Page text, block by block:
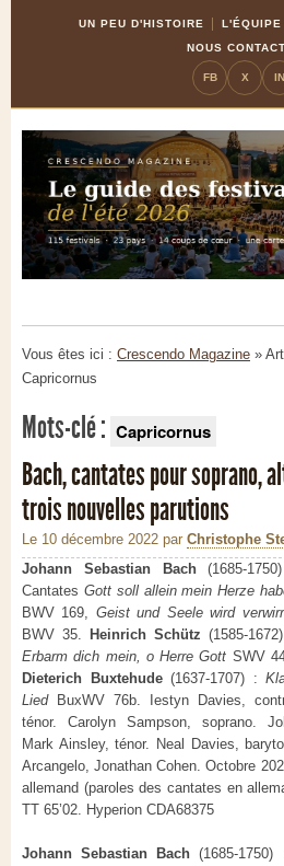
UN PEU D'HISTOIRE
L'ÉQUIPE
NOUS
FB X IN
Vous êtes ici : Crescendo Magazine »
Capricornus
Mots-clé : Capricornus
Bach, cantates pour soprano,
trois nouvelles parutions
Le 10 décembre 2022 par Christophe
Johann Sebastian Bach(1685-
Cantates Gott soll allein mein Herze
BWV 169, Geist und Seele wird
BWV 35.
Heinrich Schütz (1585-
Erbarm dich mein, o Herre Gott SWV
Dieterich Buxtehude(1637-1707) :
LiedBuxWV 76b. Iestyn Davies,
ténor. Carolyn Sampson, soprano.
Mark Ainsley, ténor. Neal Davies,
Arcangelo, Jonathan Cohen. Octobre
allemand (paroles des cantates en
TT 65’02. Hyperion CDA68375
Johann Sebastian Bach (1685-